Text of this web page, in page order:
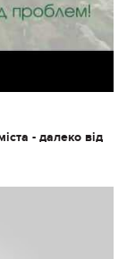
- далеко від